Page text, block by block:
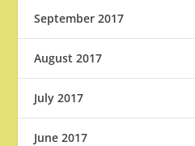
September 2017
August 2017
July 2017
June 2017